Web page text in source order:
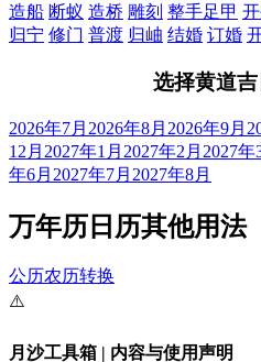
造船 断蚁 造桥 雕刻 整手足甲
归宁 修门 普渡 归岫 结婚 订婚
选择黄道
2026年7月 2026年8月 2026年9月
12月 2027年1月 2027年2月 2027年
年6月 2027年7月 2027年8月
万年历日历其他用法
公历农历转换
⚠️
月沙工具箱 | 内容与使用声明